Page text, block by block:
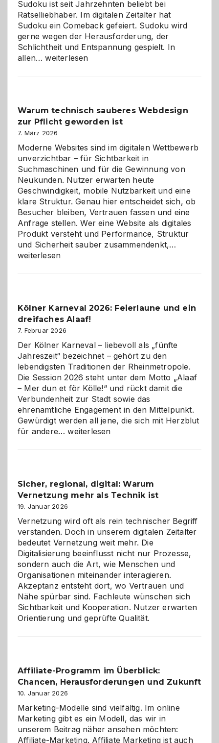
Sudoku ist seit Jahrzehnten beliebt bei
Rätselliebhaber. Im digitalen Zeitalter hat
Sudoku ein Comeback gefeiert. Sudoku wird
gerne wegen der Herausforderung, der
Schlichtheit und Entspannung gespielt. In
allen…Sudoku
den
Logikrätseln
weiterlesen
Warum technisch sauberes Webdesign
zur Pflicht geworden ist
7. März 2026
Moderne Websites sind im digitalen Wettbewerb
unverzichtbar – für Sichtbarkeit in
Suchmaschinen und für die Gewinnung von
Neukunden. Nutzer erwarten heute
Geschwindigkeit, mobile Nutzbarkeit und eine
klare Struktur. Genau hier entscheidet sich, ob
Besucher bleiben, Vertrauen fassen und eine
Anfrage stellen. Wer eine Website als digitales
Produkt versteht und Performance, Struktur
und Sicherheit sauber zusammendenkt,…
geworden
weiterlesen
Kölner Karneval 2026: Feierlaune und ein
dreifaches Alaaf!
7. Februar 2026
Der Kölner Karneval – liebevoll als „fünfte
Jahreszeit“ bezeichnet – gehört zu den
lebendigsten Traditionen der Rheinmetropole.
Die Session 2026 steht unter dem Motto „Alaaf
– Mer dun et för Kölle!“ und rückt damit die
Verbundenheit zur Stadt sowie das
ehrenamtliche Engagement in den Mittelpunkt.
Gewürdigt werden all jene, die sich mit Herzblut
für andere…Kölner
ein
dreifaches
Alaaf!
weiterlesen
Sicher, regional, digital: Warum
Vernetzung mehr als Technik ist
19. Januar 2026
Vernetzung wird oft als rein technischer Begriff
verstanden. Doch in unserem digitalen Zeitalter
bedeutet Vernetzung weit mehr. Die
Digitalisierung beeinflusst nicht nur Prozesse,
sondern auch die Art, wie Menschen und
Organisationen miteinander interagieren.
Akzeptanz entsteht dort, wo Vertrauen und
Nähe spürbar sind. Fachleute wünschen sich
Sichtbarkeit und Kooperation. Nutzer erwarten
Orientierung und geprüfte Qualität.
Affiliate-Programm im Überblick:
Chancen, Herausforderungen und Zukunft
10. Januar 2026
Marketing-Modelle sind vielfältig. Im online
Marketing gibt es ein Modell, das wir in
unserem Beitrag näher ansehen möchten:
Affiliate-Marketing. Affiliate Marketing ist auch